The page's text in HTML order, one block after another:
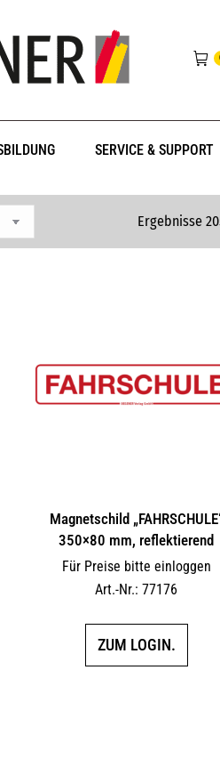
SERVICE & SUPPORT
Ergebnisse
Magnetschild
350×80 mm, reflektierend
Für Preise bitte einloggen
Art.-Nr.: 77176
ZUM LOGIN.